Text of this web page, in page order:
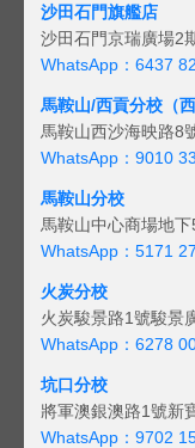
沙田石門旗艦店
沙田石門京瑞廣場2
WhatsApp：6437
馬鞍山/西貢分校（
馬鞍山西沙海映路8
WhatsApp：9010
馬鞍山分校
馬鞍山中心商場地
WhatsApp：5171
火炭分校
火炭駿景路1號駿景
WhatsApp：6278
坑口分校
將軍澳銀澳路1號新
WhatsApp：9702